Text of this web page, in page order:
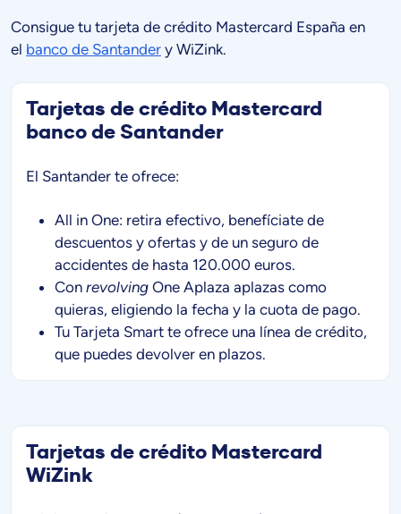
Consigue tu tarjeta de crédito Mastercard España en
el banco de Santander y WiZink.
Tarjetas de crédito Mastercard
banco de Santander
El Santander te ofrece:
All in One: retira efectivo, benefíciate de
descuentos y ofertas y de un seguro de
accidentes de hasta 120.000 euros.
Con revolving One Aplaza aplazas como
quieras, eligiendo la fecha y la cuota de pago.
Tu Tarjeta Smart te ofrece una línea de crédito,
que puedes devolver en plazos.
Tarjetas de crédito Mastercard
WiZink